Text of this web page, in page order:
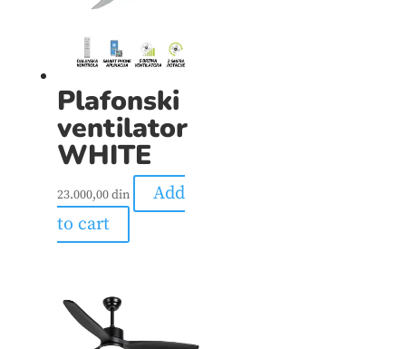
Plafonski
ventilator
WHITE
23.000,00din
Add
to cart